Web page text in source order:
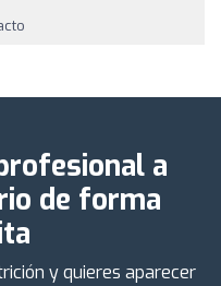
a
de forma
y quieres aparecer